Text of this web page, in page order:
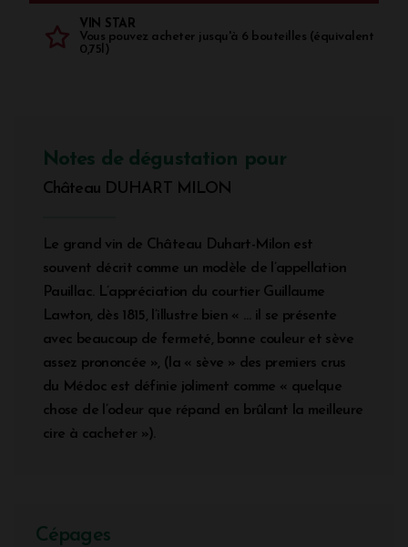
VIN STAR
Vous pouvez acheter jusqu'à 6 bouteilles (équivalent
0,75l)
Notes de dégustation pour
Château DUHART MILON
Le grand vin de Château Duhart-Milon est
souvent décrit comme un modèle de l’appellation
Pauillac. L’appréciation du courtier Guillaume
Lawton, dès 1815, l’illustre bien « … il se présente
avec beaucoup de fermeté, bonne couleur et sève
assez prononcée », (la « sève » des premiers crus
du Médoc est définie joliment comme « quelque
chose de l’odeur que répand en brûlant la meilleure
cire à cacheter »).
Cépages